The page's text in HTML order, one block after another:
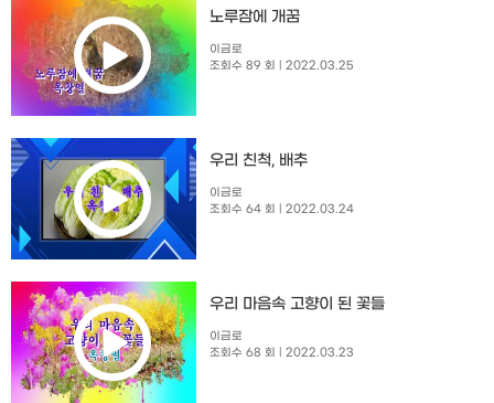
노루잠에 개꿈
이금로
조회수 89 회
| 2022.03.25
우리 친척, 배추
이금로
조회수 64 회
| 2022.03.24
우리 마음속 고향이 된 꽃들
이금로
조회수 68 회
| 2022.03.23